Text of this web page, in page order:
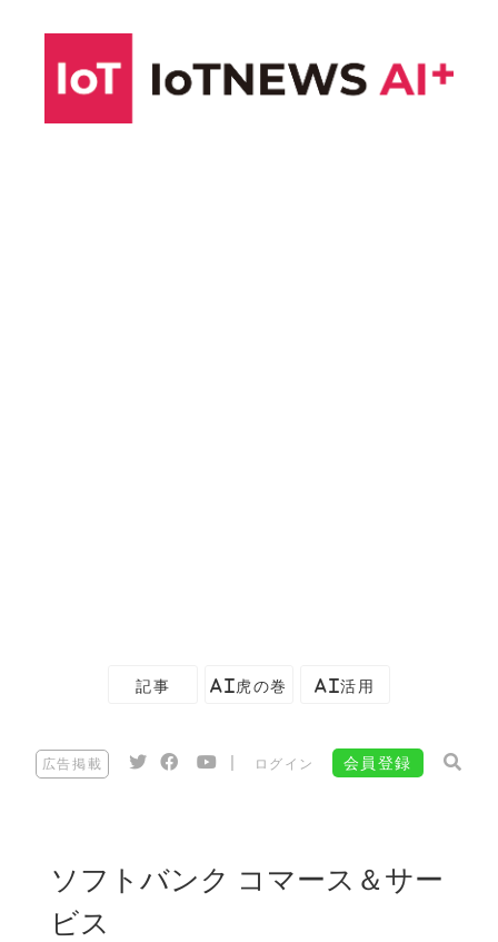
記事 AI虎の巻 AI活用
広告掲載 ログイン 会員登録
ソフトバンク コマース＆サー
ビス